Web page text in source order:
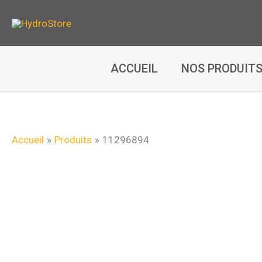
ACCUEIL NOS PRODUITS
Accueil Produits 11296894